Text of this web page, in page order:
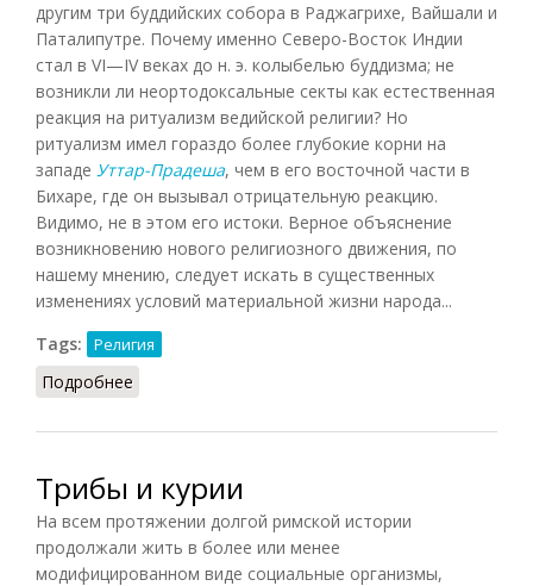
другим три буддийских собора в Раджагрихе, Вайшали и
Паталипутре. Почему именно Северо-Восток Индии
стал в VI—IV веках до н. э. колыбелью буддизма; не
возникли ли неортодоксальные секты как естественная
реакция на ритуализм ведийской религии? Но
ритуализм имел гораздо более глубокие корни на
западе Уттар-Прадеша, чем в его восточной части в
Бихаре, где он вызывал отрицательную реакцию.
Видимо, не в этом его истоки. Верное объяснение
возникновению нового религиозного движения, по
нашему мнению, следует искать в существенных
изменениях условий материальной жизни народа...
Tags:
Религия
Подробнее
Трибы и курии
На всем протяжении долгой римской истории
продолжали жить в более или менее
модифицированном виде социальные организмы,